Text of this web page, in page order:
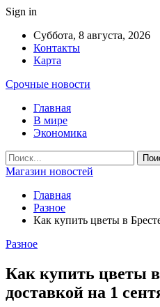
Sign in
Суббота, 8 августа, 2026
Контакты
Карта
Срочные новости
Главная
В мире
Экономика
Магазин новостей
Главная
Разное
Как купить цветы в
Разное
Как купить цветы в
доставкой на 1